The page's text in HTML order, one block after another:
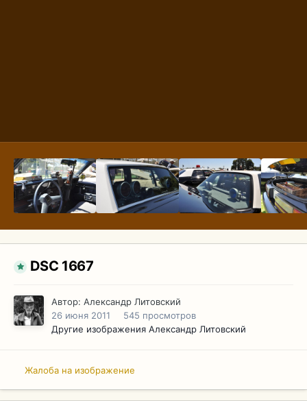
DSC 1667
Автор: Александр Литовский
26 июня 2011
545 просмотров
Другие изображения Александр Литовский
Жалоба на изображение